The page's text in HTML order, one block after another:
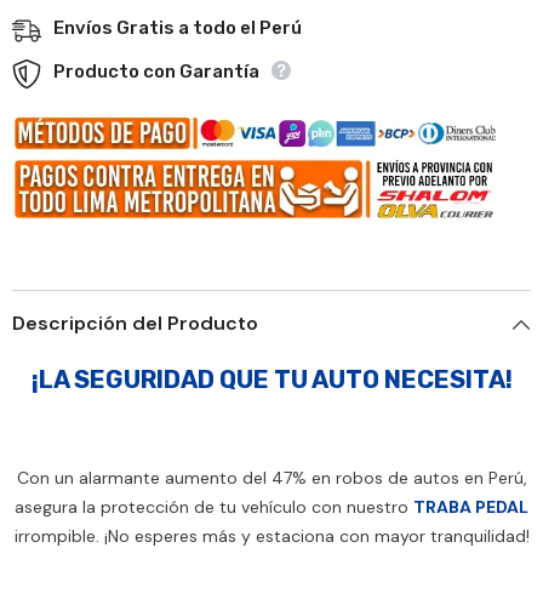
Envíos Gratis a todo el Perú
Producto con Garantía
Descripción del Producto
¡LA SEGURIDAD QUE TU AUTO NECESITA!
Con un alarmante aumento del 47% en robos de autos en Perú,
asegura la protección de tu vehículo con nuestro TRABA PEDAL
irrompible. ¡No esperes más y estaciona con mayor tranquilidad!